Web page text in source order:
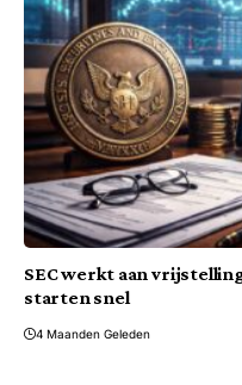
SEC werkt aan
starten snel
4 Maanden Geleden